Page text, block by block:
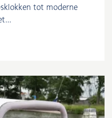
tot moderne